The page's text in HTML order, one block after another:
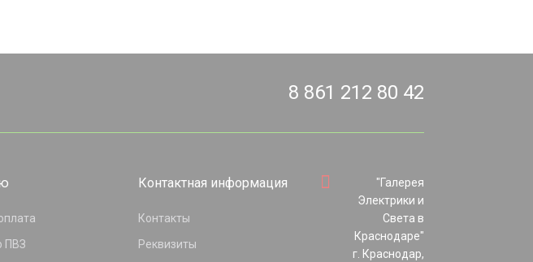
8 861 212 80 42
ПВЗ
Контактная информация
Контакты
Реквизиты
"Галерея
Электрики и
Света в
Краснодаре"
г. Краснодар,